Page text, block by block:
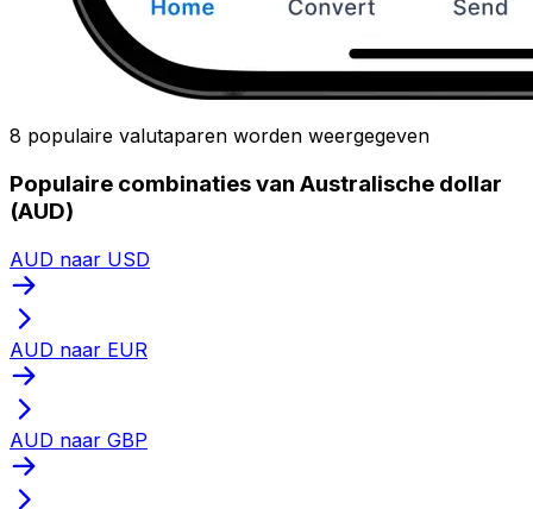
8 populaire valutaparen worden weergegeven
Populaire combinaties van Australische dollar
(AUD)
AUD naar USD
AUD naar EUR
AUD naar GBP